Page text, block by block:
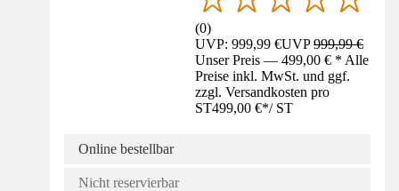
(0)
UVP: 999,99 €UVP999,99 €
Unser Preis — 499,00 € * Alle
Preise inkl. MwSt. und ggf.
zzgl. Versandkosten pro
ST499,00 €*/ ST
Online bestellbar
Nicht reservierbar